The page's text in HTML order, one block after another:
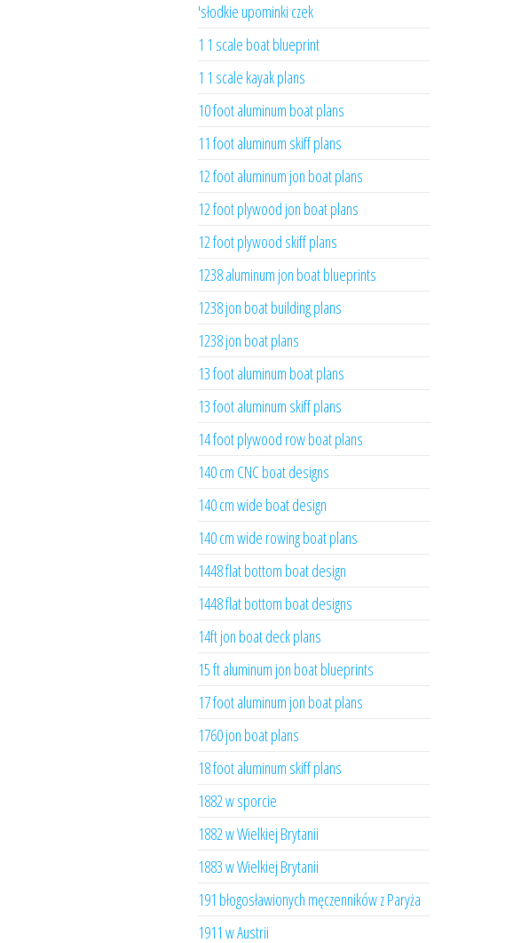
'słodkie upominki czek
1 1 scale boat blueprint
1 1 scale kayak plans
10 foot aluminum boat plans
11 foot aluminum skiff plans
12 foot aluminum jon boat plans
12 foot plywood jon boat plans
12 foot plywood skiff plans
1238 aluminum jon boat blueprints
1238 jon boat building plans
1238 jon boat plans
13 foot aluminum boat plans
13 foot aluminum skiff plans
14 foot plywood row boat plans
140 cm CNC boat designs
140 cm wide boat design
140 cm wide rowing boat plans
1448 flat bottom boat design
1448 flat bottom boat designs
14ft jon boat deck plans
15 ft aluminum jon boat blueprints
17 foot aluminum jon boat plans
1760 jon boat plans
18 foot aluminum skiff plans
1882 w sporcie
1882 w Wielkiej Brytanii
1883 w Wielkiej Brytanii
191 błogosławionych męczenników z Paryża
1911 w Austrii